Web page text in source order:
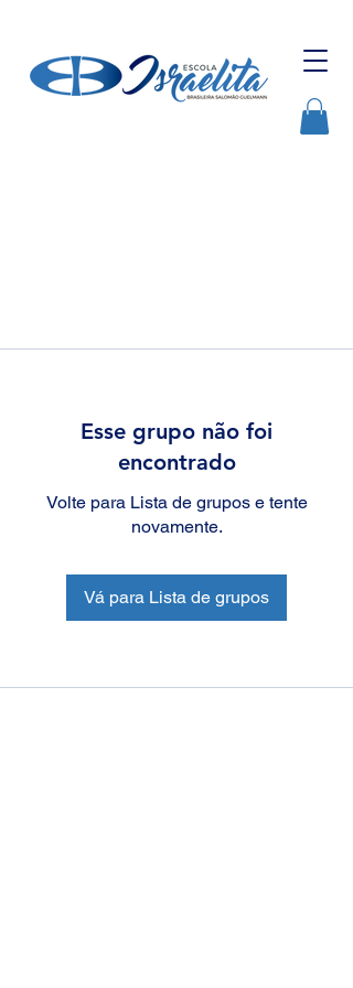
Esse grupo não foi
encontrado
Volte para Lista de grupos e tente
novamente.
Vá para Lista de grupos